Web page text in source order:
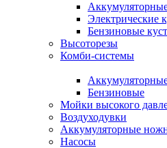
Электрические
Бензиновые
Высоторезы
Комби-системы
Бензиновые
Мойки высокого
Воздуходувки
Аккумуляторные
Насосы